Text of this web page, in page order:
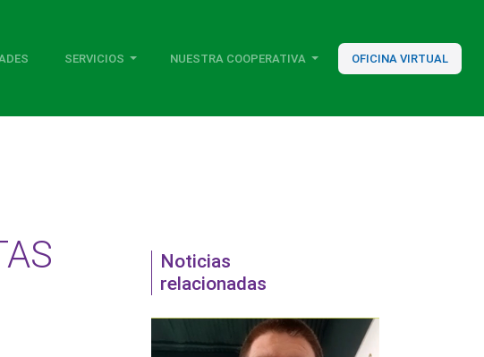
SERVICIOS NUESTRA COOPERATIVA OFICINA VIRTUAL
Noticias
relacionadas